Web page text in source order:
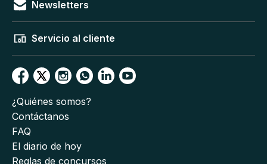
Newsletters
Servicio al cliente
¿Quiénes somos?
Contáctanos
FAQ
El diario de hoy
Reglas de concursos